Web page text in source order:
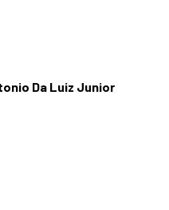
Da Luiz Junior